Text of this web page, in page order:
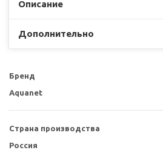
Описание
Дополнительно
Бренд
Aquanet
Страна производства
Россия